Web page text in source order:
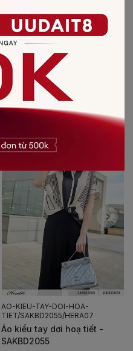
AO-KIEU-TAY-DOI-HOA-
TIET/SAKBD2055/HERA07
Áo kiểu tay dơi hoạ tiết -
SAKBD2055